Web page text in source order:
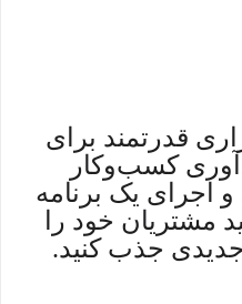
قدرتمند برای
کسب‌وکار
اجرای یک برنامه
مشتریان خود را
جذب کنید.